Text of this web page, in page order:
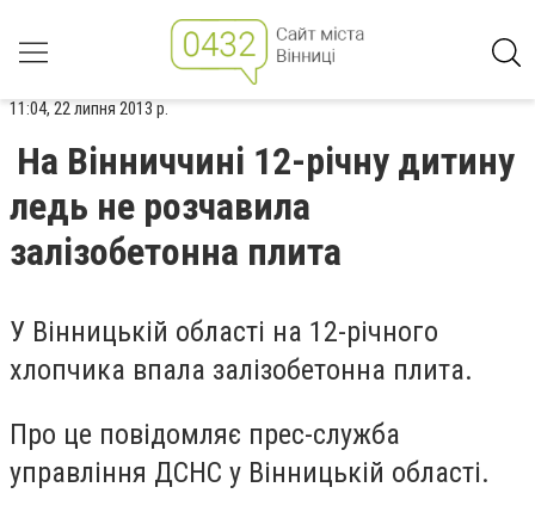
11:04, 22 липня 2013 р.
На Вінниччині 12-річну дитину
ледь не розчавила
залізобетонна плита
У Вінницькій області на 12-річного
хлопчика впала залізобетонна плита.
Про це повідомляє прес-служба
управління ДСНС у Вінницькій області.